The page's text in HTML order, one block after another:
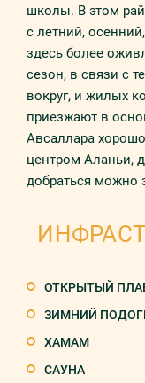
школы. В этом
с летний,
здесь более
сезон, в связи с
вокруг, и жилых
приезжают в
Авсаллара
центром Аланьи,
добраться можно
ОТКРЫТЫЙ
ЗИМНИЙ
ХАМАМ
САУНА